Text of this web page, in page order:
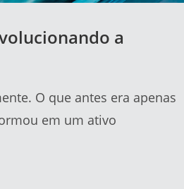
a
O que antes era apenas
em um ativo